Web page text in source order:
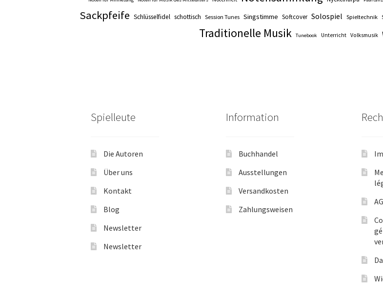
Sackpfeife Schlüsselfidel schottisch Session Tunes Singstimme Softcover Solospiel Spieltechnik
Traditionelle Musik Tunebook Unterricht Volksmusik
Spielleute
Die Autoren
Über uns
Kontakt
Blog
Newsletter
Newsletter
Information
Buchhandel
Ausstellungen
Versandkosten
Zahlungsweisen